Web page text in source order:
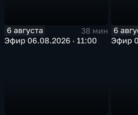
6 августа
38 мин
Эфир 06.08.2026 · 11:00
6
Эфир